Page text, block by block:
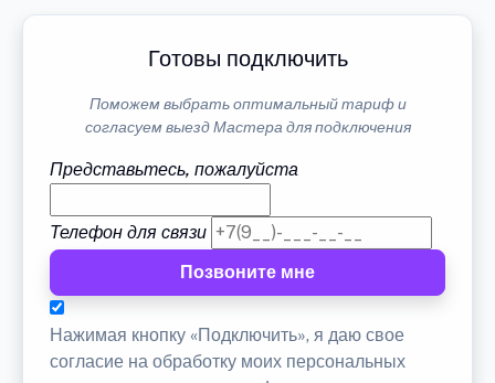
Готовы подключить
Поможем выбрать оптимальный тариф и
согласуем выезд Мастера для подключения
Представьтесь, пожалуйста
Телефон для связи
Позвоните мне
Нажимая кнопку «Подключить», я даю свое
согласие на обработку моих персональных